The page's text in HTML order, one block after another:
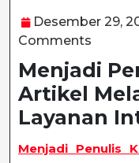
Category
Desember 29,
Comments
Menjadi
Artikel
Layanan
Menjadi Penulis